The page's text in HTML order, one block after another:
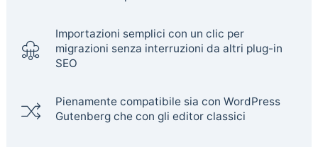
Importazioni semplici con un clic per
migrazioni senza interruzioni da altri plug-in
SEO
Pienamente compatibile sia con WordPress
Gutenberg che con gli editor classici